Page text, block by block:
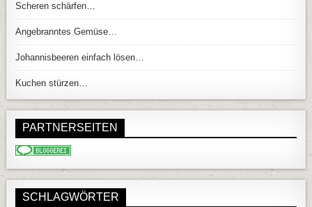
Scheren schärfen…
Angebranntes Gemüse…
Johannisbeeren einfach lösen…
Kuchen stürzen…
PARTNERSEITEN
SCHLAGWÖRTER